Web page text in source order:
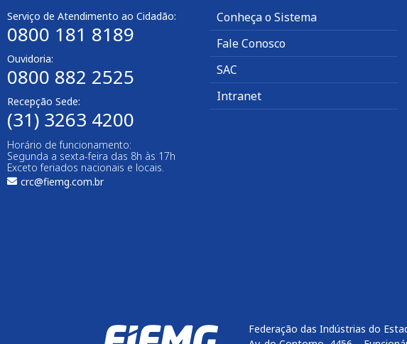
Serviço de Atendimento ao Cidadão:
0800 181 8189
Ouvidoria:
0800 882 2525
Recepção Sede:
(31) 3263 4200
Horário de funcionamento:
Segunda a sexta-feira das 8h às 17h
Exceto feriados nacionais e locais.
crc@fiemg.com.br
Conheça o Sistema
Fale Conosco
SAC
Intranet
Federação das Indústrias do